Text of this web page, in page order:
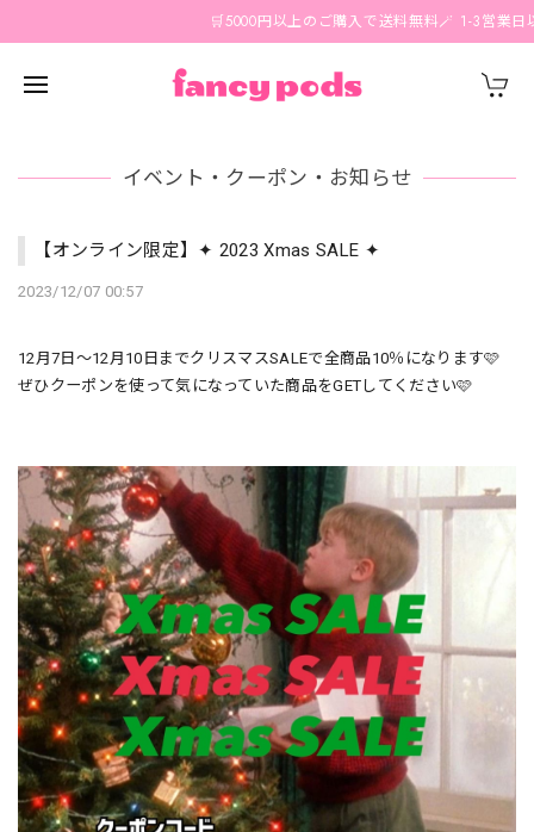
🛒5000円以上のご購入で送料無料🪄 1-3営業日
イベント・クーポン・お知らせ
【オンライン限定】✦ 2023 Xmas SALE ✦
2023/12/07 00:57
12月7日〜12月10日までクリスマスSALEで全商品10％になります🩷
ぜひクーポンを使って気になっていた商品をGETしてください🩷